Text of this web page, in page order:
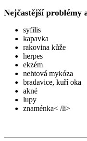
Nejčastější problémy
syfilis
kapavka
rakovina kůže
herpes
ekzém
nehtová mykóza
bradavice, kuří oka
akné
lupy
znaménka< /li>